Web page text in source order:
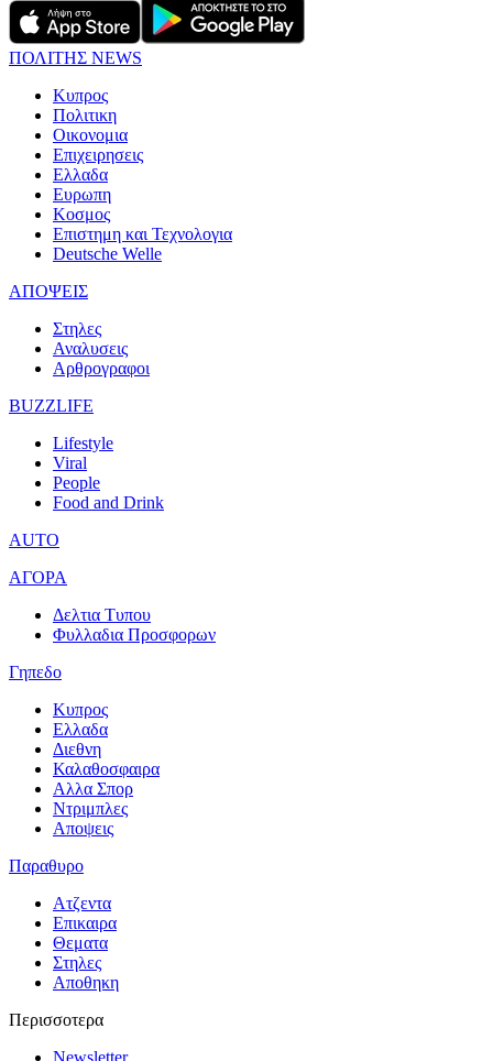
ΠΟΛΙΤΗΣ NEWS
Κυπρος
Πολιτικη
Οικονομια
Επιχειρησεις
Ελλαδα
Ευρωπη
Κοσμος
Επιστημη και Τεχνολογια
Deutsche Welle
ΑΠΟΨΕΙΣ
Στηλες
Αναλυσεις
Αρθρογραφοι
BUZZLIFE
Lifestyle
Viral
People
Food and Drink
AUTO
ΑΓΟΡΑ
Δελτια Τυπου
Φυλλαδια Προσφορων
Γηπεδο
Κυπρος
Ελλαδα
Διεθνη
Καλαθοσφαιρα
Αλλα Σπορ
Ντριμπλες
Αποψεις
Παραθυρο
Ατζεντα
Επικαιρα
Θεματα
Στηλες
Αποθηκη
Περισσοτερα
Newsletter